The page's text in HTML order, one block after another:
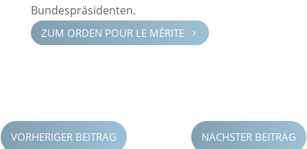
Bundespräsidenten.
ZUM ORDEN POUR LE MÉRITE 5
VORHERIGER BEITRAG NÄCHSTER BEITRAG